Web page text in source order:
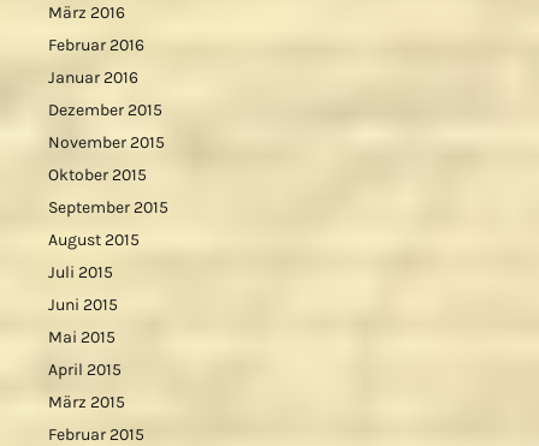
März 2016
Februar 2016
Januar 2016
Dezember 2015
November 2015
Oktober 2015
September 2015
August 2015
Juli 2015
Juni 2015
Mai 2015
April 2015
März 2015
Februar 2015